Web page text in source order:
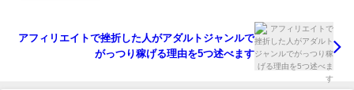
アフィリエイトで挫折した人がアダルトジャンルで
がっつり稼げる理由を5つ述べます